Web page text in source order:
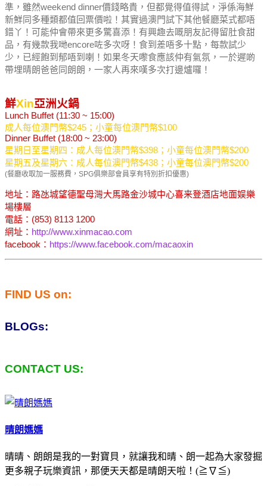
準，雖然weekend dinner價錢略貴，但都覺得值得試，淨係海鮮
新鮮同多種類都值回票價啦！ 其實過澳門試下其他餐廳菜式都唔
錯丫！可能仲會帶來更多驚喜添！ 有興趣去嘅朋友記得留肚食甜
品，有幾款我哋encore咗多次呀！ 食到差唔多十點，每款試少
少，已經飽到郁唔到喇！ 如果冬天嚟食應該仲有氣氛，一於遲啲
帶埋晴朗爸爸同朗朗，一家人再來嘆多次打邊爐囉！
鮮Xin亞洲火鍋
Lunch Buffet (11:30 ~ 15:00)
成人每位澳門幣$245；小童每位澳門幣$100
Dinner Buffet (18:00 ~ 23:00)
星期日至星期四：成人每位澳門幣$398；小童每位澳門幣$200
星期五及星期六：成人每位澳門幣$438；小童每位澳門幣$200
(餐廳收取加一服務費，SPG俱樂部會員享有特別折扣優惠)
地址：路氹城望德聖母灣大馬路金沙城中心喜来登酒店地面娱樂
場樓層
電話：(853) 8113 1200
網址： http://www.xinmacao.com
facebook： https://www.facebook.com/macaoxin
FIND US on:
BLOGs:
CONTACT US:
晴朗媽媽
晴晴、朗朗是我的一對寶貝，就讓我和晴、朗一起為大家發掘
更多親子玩樂資訊，那便天天都是晴朗天啦！(≧∇≦)